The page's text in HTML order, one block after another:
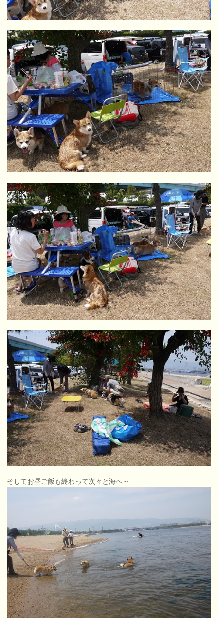
そしてお昼ご飯も終わって次々と海へ～